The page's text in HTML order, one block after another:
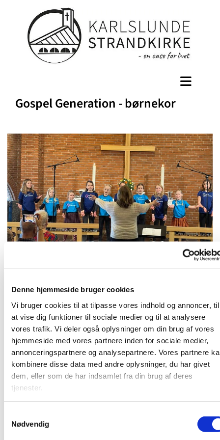
Denne hjemmeside bruger cookies
Vi bruger cookies til at tilpasse vores indhold og annoncer, til
at vise dig funktioner til sociale medier og til at analysere
vores trafik. Vi deler også oplysninger om din brug af vores
hjemmeside med vores partnere inden for sociale medier,
annonceringspartnere og analysepartnere. Vores partnere
kombinere disse data med andre oplysninger, du har givet
dem, eller som de har indsamlet fra din brug af deres
tjenester.
Nødvendig
Gospel Generation - børnekor
Mandag 24. august 2026, kl. 16:00
Børnegospelkor for børn i 0. - 2. klasse. Læs mere på
www.strandkirken.dk/gospel
Du vil måske også kunne lide...